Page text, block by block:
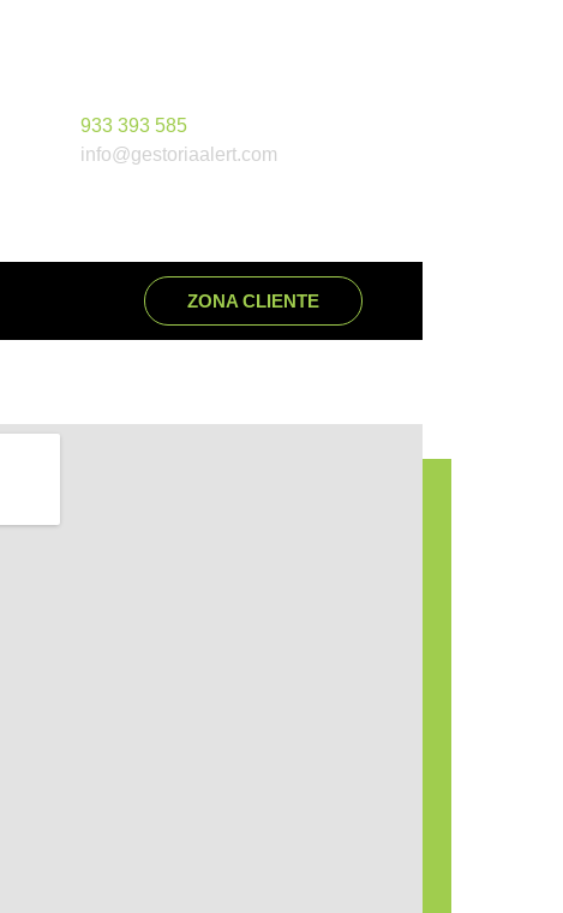
933 393 585
info@gestoriaalert.com
ZONA CLIENTE